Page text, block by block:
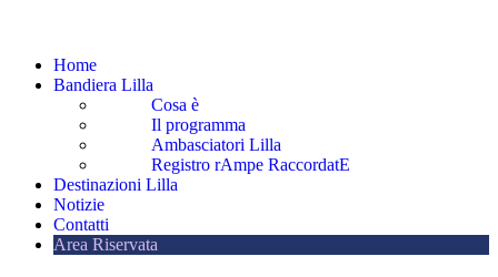
Home
Bandiera Lilla
Cosa è
Il programma
Ambasciatori Lilla
Registro rAmpe RaccordatE
Destinazioni Lilla
Notizie
Contatti
Area Riservata